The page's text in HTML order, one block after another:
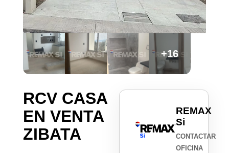
+16
RCV CASA
EN VENTA
ZIBATA
REMAX
Si
CONTACTAR
OFICINA